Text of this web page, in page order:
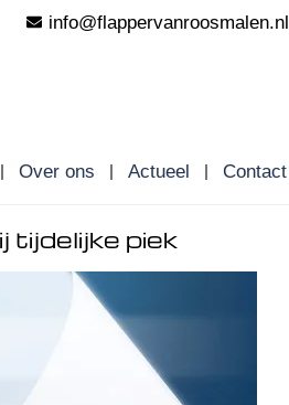
info@flappervanroosmalen.nl
Over ons Actueel Contact
tijdelijke piek